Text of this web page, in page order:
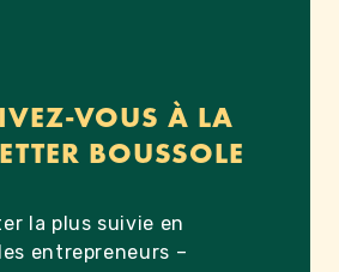
VOUS À LA
BOUSSOLE
la plus suivie en
entrepreneurs –